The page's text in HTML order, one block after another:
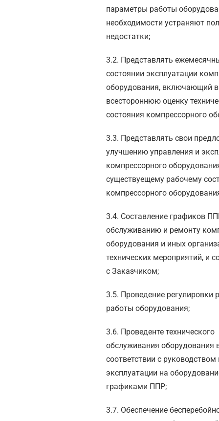
параметры работы
необходимости устраняют
недостатки;
3.2. Представлять
состоянии эксплуатации
оборудования, включающий в
всестороннюю оценку
состояния компрессорного
3.3. Представлять свои
улучшению управления и
компрессорного
существуещему рабочему
компрессорного
3.4. Составление графиков
обслуживанию и ремонту
оборудования и иных
технических мероприятий, и
с Заказчиком;
3.5. Проведение регулировки
работы оборудования;
3.6. Проведенте технического
обслуживания оборудования
соответствии с руководством
эксплуатации на
графиками ППР;
3.7. Обеспечение